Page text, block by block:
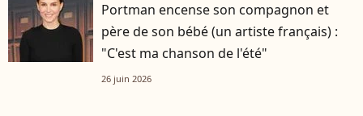
Portman encense son compagnon et
père de son bébé (un artiste français) :
"C'est ma chanson de l'été"
26 juin 2026